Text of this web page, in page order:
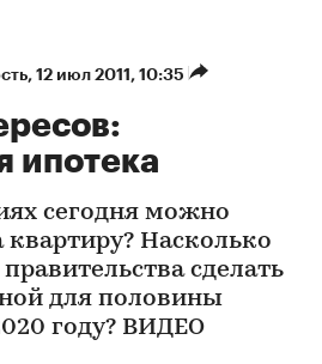
⁠, 12 июл 2011, 10:35
ипотека
сегодня можно
квартиру? Насколько
сделать
для половины
году? ВИДЕО